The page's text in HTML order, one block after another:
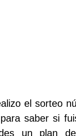
el sorteo
saber si
un plan